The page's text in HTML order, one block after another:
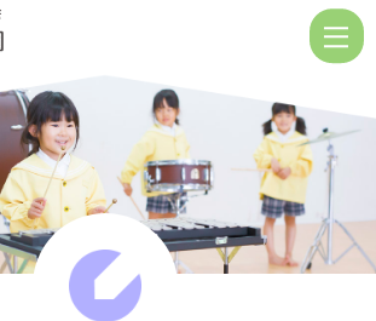
|
社
会
福
祉
法
人